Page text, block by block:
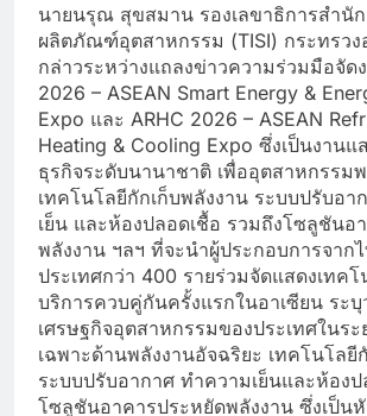
นายนรุณ สุขสมาน รองเลขาธิการสำนั
ผลิตภัณฑ์อุตสาหกรรม (TISI) กระทรวง
กล่าวระหว่างแถลงข่าวความร่วมมือจัด
2026 – ASEAN Smart Energy &
Expo และ ARHC 2026 – ASEAN
Heating & Cooling Expo ซึ่งเป็นงานแ
ธุรกิจระดับนานาชาติ เพื่ออุตสาหกรรม
เทคโนโลยีกักเก็บพลังงาน ระบบปรับอา
เย็น และห้องปลอดเชื้อ รวมถึงโซลูชันอ
พลังงาน ฯลฯ ที่จะนำผู้ประกอบการจาก
ประเทศกว่า 400 รายร่วมจัดแสดงเทคโ
บริการควบคู่กันครั้งแรกในอาเซียน ระ
เศรษฐกิจอุตสาหกรรมของประเทศในระ
เฉพาะด้านพลังงานอัจฉริยะ เทคโนโลยี
ระบบปรับอากาศ ทำความเย็นและห้องป
โซลูชันอาคารประหยัดพลังงาน ซึ่งเป็น